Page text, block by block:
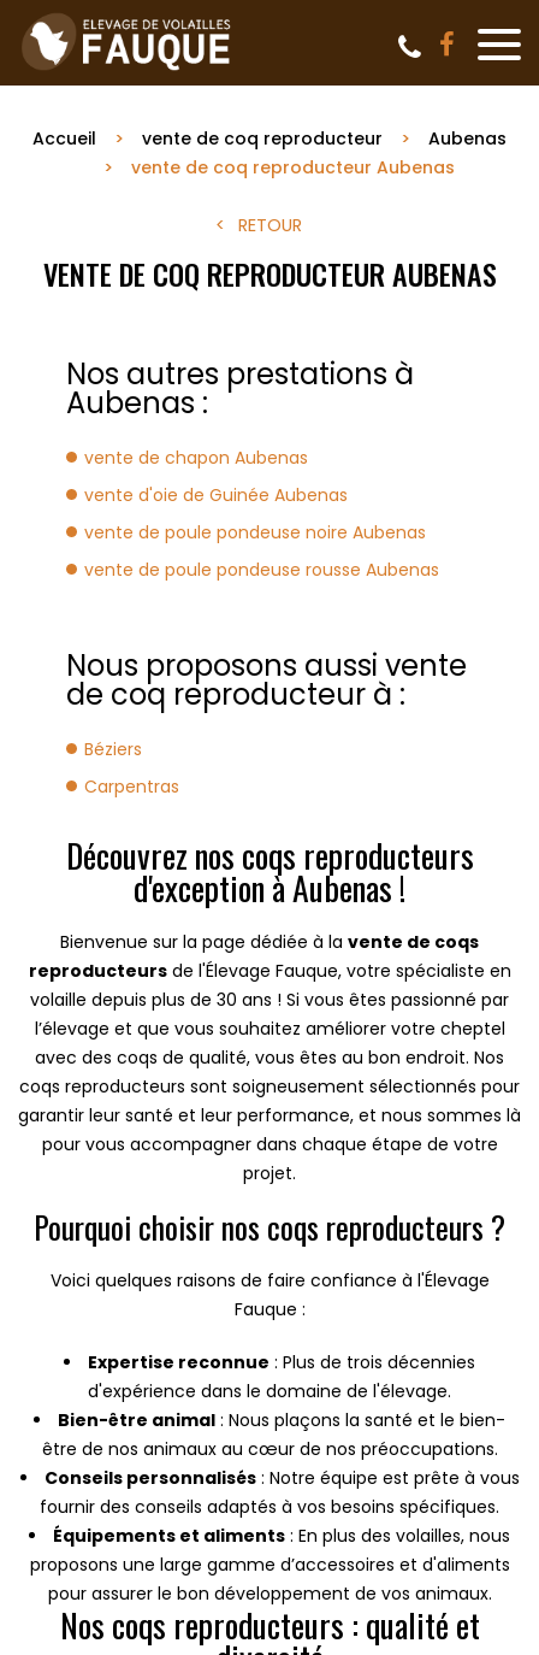
Accueil vente de coq reproducteur
Aubenas
vente de coq reproducteur Aubenas
RETOUR
VENTE DE COQ REPRODUCTEUR AUBENAS
Nos autres prestations à
Aubenas :
vente de chapon Aubenas
vente d'oie de Guinée Aubenas
vente de poule pondeuse noire Aubenas
vente de poule pondeuse rousse Aubenas
Nous proposons aussi vente
de coq reproducteur à :
Béziers
Carpentras
Découvrez nos coqs reproducteurs
d'exception à Aubenas !
Bienvenue sur la page dédiée à la vente de coqs
reproducteursde l'Élevage Fauque, votre spécialiste en
volaille depuis plus de 30 ans ! Si vous êtes passionné par
l’élevage et que vous souhaitez améliorer votre cheptel
avec des coqs de qualité, vous êtes au bon endroit. Nos
coqs reproducteurs sont soigneusement sélectionnés pour
garantir leur santé et leur performance, et nous sommes là
pour vous accompagner dans chaque étape de votre
projet.
Pourquoi choisir nos coqs reproducteurs ?
Voici quelques raisons de faire confiance à l'Élevage
Fauque :
Expertise reconnue : Plus de trois décennies
d'expérience dans le domaine de l'élevage.
Bien-être animal : Nous plaçons la santé et le bien-
être de nos animaux au cœur de nos préoccupations.
Conseils personnalisés: Notre équipe est prête à vous
fournir des conseils adaptés à vos besoins spécifiques.
Équipements et aliments : En plus des volailles, nous
proposons une large gamme d’accessoires et d'aliments
pour assurer le bon développement de vos animaux.
Nos coqs reproducteurs : qualité et